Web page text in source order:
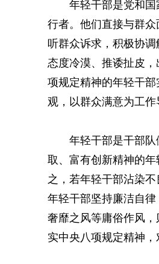
年轻干部是党和
行者。他们直接与群
听群众诉求，积极协
态度冷漠、推诿扯皮
项规定精神的年轻干
观，以群众满意为工作
年轻干部是干部
取、富有创新精神的
之，若年轻干部沾染
年轻干部坚持廉洁自
奢靡之风等庸俗作风
实中央八项规定精神